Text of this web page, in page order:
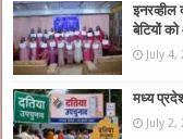
बेटियों
July 4,
मध्य
July 2,